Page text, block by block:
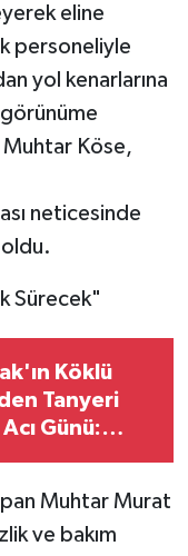
eline
personeliyle
yol kenarlarına
Muhtar Köse,
neticesinde
oldu.
Sürecek"
Köklü
Tanyeri
Günü:
Muhtar Murat
ve bakım